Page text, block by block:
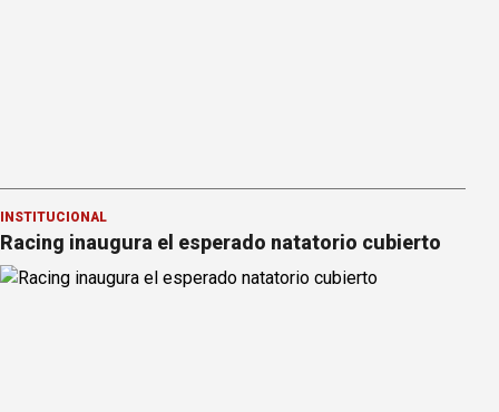
INSTITUCIONAL
Racing inaugura el esperado natatorio cubierto